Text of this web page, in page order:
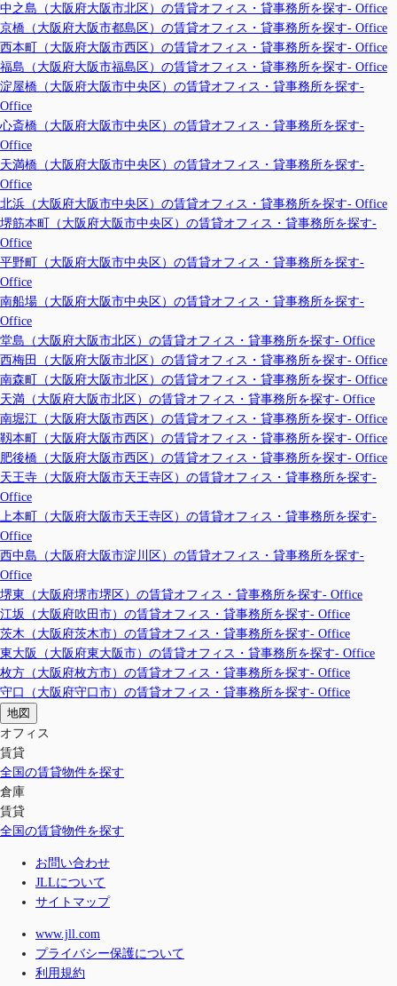
中之島（大阪府大阪市北区）の賃貸オフィス・貸事務所を探す- Office
京橋（大阪府大阪市都島区）の賃貸オフィス・貸事務所を探す- Office
西本町（大阪府大阪市西区）の賃貸オフィス・貸事務所を探す- Office
福島（大阪府大阪市福島区）の賃貸オフィス・貸事務所を探す- Office
淀屋橋（大阪府大阪市中央区）の賃貸オフィス・貸事務所を探す-
Office
心斎橋（大阪府大阪市中央区）の賃貸オフィス・貸事務所を探す-
Office
天満橋（大阪府大阪市中央区）の賃貸オフィス・貸事務所を探す-
Office
北浜（大阪府大阪市中央区）の賃貸オフィス・貸事務所を探す- Office
堺筋本町（大阪府大阪市中央区）の賃貸オフィス・貸事務所を探す-
Office
平野町（大阪府大阪市中央区）の賃貸オフィス・貸事務所を探す-
Office
南船場（大阪府大阪市中央区）の賃貸オフィス・貸事務所を探す-
Office
堂島（大阪府大阪市北区）の賃貸オフィス・貸事務所を探す- Office
西梅田（大阪府大阪市北区）の賃貸オフィス・貸事務所を探す- Office
南森町（大阪府大阪市北区）の賃貸オフィス・貸事務所を探す- Office
天満（大阪府大阪市北区）の賃貸オフィス・貸事務所を探す- Office
南堀江（大阪府大阪市西区）の賃貸オフィス・貸事務所を探す- Office
靱本町（大阪府大阪市西区）の賃貸オフィス・貸事務所を探す- Office
肥後橋（大阪府大阪市西区）の賃貸オフィス・貸事務所を探す- Office
天王寺（大阪府大阪市天王寺区）の賃貸オフィス・貸事務所を探す-
Office
上本町（大阪府大阪市天王寺区）の賃貸オフィス・貸事務所を探す-
Office
西中島（大阪府大阪市淀川区）の賃貸オフィス・貸事務所を探す-
Office
堺東（大阪府堺市堺区）の賃貸オフィス・貸事務所を探す- Office
江坂（大阪府吹田市）の賃貸オフィス・貸事務所を探す- Office
茨木（大阪府茨木市）の賃貸オフィス・貸事務所を探す- Office
東大阪（大阪府東大阪市）の賃貸オフィス・貸事務所を探す- Office
枚方（大阪府枚方市）の賃貸オフィス・貸事務所を探す- Office
守口（大阪府守口市）の賃貸オフィス・貸事務所を探す- Office
地図
オフィス
賃貸
全国の賃貸物件を探す
倉庫
賃貸
全国の賃貸物件を探す
お問い合わせ
JLLについて
サイトマップ
www.jll.com
プライバシー保護について
利用規約